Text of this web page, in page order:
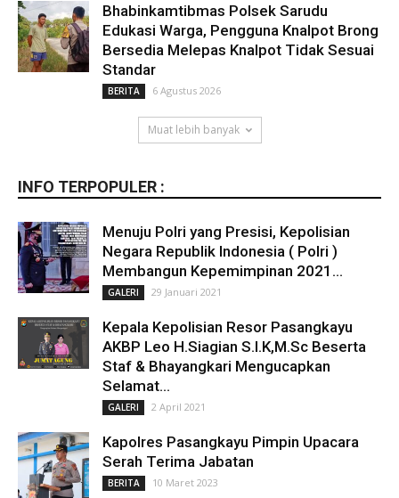
Bhabinkamtibmas Polsek Sarudu
Edukasi Warga, Pengguna Knalpot Brong
Bersedia Melepas Knalpot Tidak Sesuai
Standar
BERITA 6 Agustus 2026
Muat lebih banyak
INFO TERPOPULER :
Menuju Polri yang Presisi, Kepolisian
Negara Republik Indonesia ( Polri )
Membangun Kepemimpinan 2021...
GALERI 29 Januari 2021
Kepala Kepolisian Resor Pasangkayu
AKBP Leo H.Siagian S.I.K,M.Sc Beserta
Staf & Bhayangkari Mengucapkan
Selamat...
GALERI 2 April 2021
Kapolres Pasangkayu Pimpin Upacara
Serah Terima Jabatan
BERITA 10 Maret 2023